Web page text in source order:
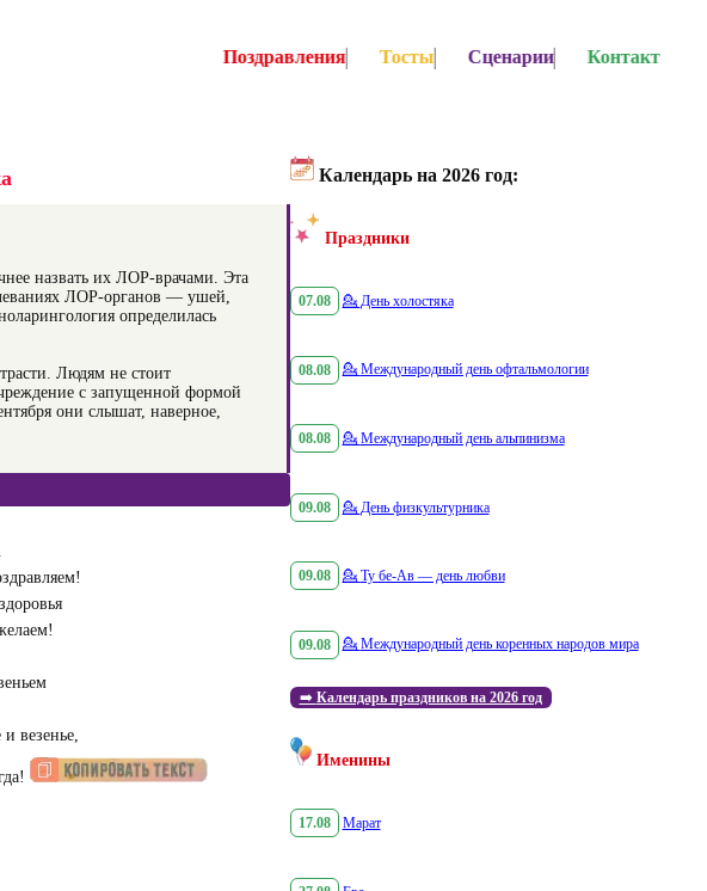
назвать их ЛОР-врачами. Эта
ЛОР-органов — ушей,
определилась
Людям не стоит
с запущенной формой
они слышат, наверное,
везенье,
Календарь на 2026 год:
Праздники
07.08 💁 День холостяка
08.08 💁 Международный день офтальмологии
08.08 💁 Международный день альпинизма
09.08 💁 День физкультурника
09.08 💁 Ту бе-Ав — день любви
09.08 💁 Международный день коренных народов мира
➡️ Календарь праздников на 2026 год
Именины
17.08 Марат
Поздравления Тосты Сценарии Контакт